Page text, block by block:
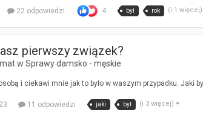
22 odpowiedzi 4 był rok (i 1 więcej)
pierwszy związek?
w Sprawy damsko - męskie
i ciekawi mnie jak to było w waszym przypadku. Jaki
11 odpowiedzi jaki był (i 3 więcej)